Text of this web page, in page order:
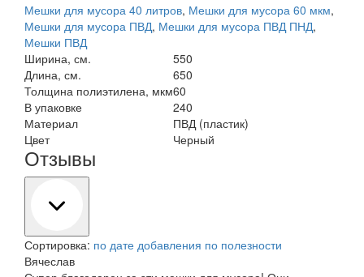
Мешки для мусора 40 литров, Мешки для мусора 60 мкм,
Мешки для мусора ПВД, Мешки для мусора ПВД ПНД,
Мешки ПВД
Ширина, см.
550
Длина, см.
650
Толщина полиэтилена, мкм60
В упаковке
240
Материал
ПВД (пластик)
Цвет
Черный
Отзывы
Сортировка: по дате добавления по полезности
Вячеслав